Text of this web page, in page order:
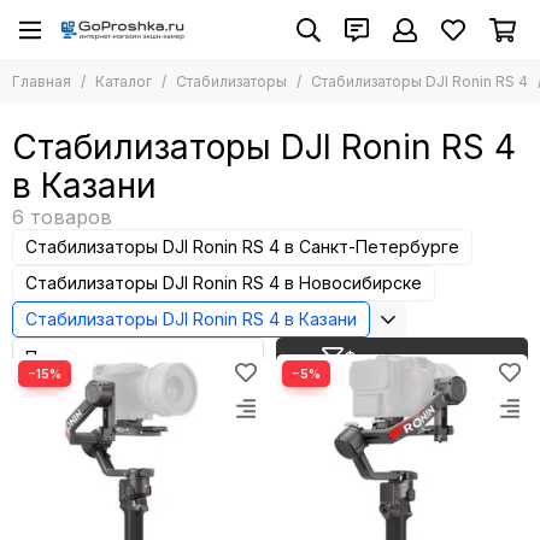
Стабилизаторы
Стабилизаторы DJI Ronin RS 5
Стабилизаторы DJI Ronin RS 4
Стабилизаторы DJI Ronin RS 3
Стабилизаторы DJI Osmo Mobile
Главная Каталог Стабилизаторы Стабилизаторы DJI Ronin RS 4
Стабилизаторы DJI Ronin RS 4
в Казани
Стабилизаторы DJI Ronin RS 4 в Санкт-Петербурге
Стабилизаторы DJI Ronin RS 4 в Новосибирске
Стабилизаторы DJI Ronin RS 4 в Казани
Фильтр товаров
−15% −5%